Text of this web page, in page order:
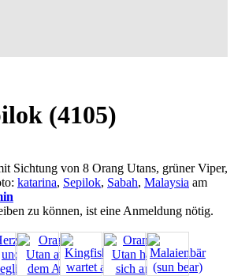
(4105)
Sichtung von 8 Orang Utans, grüner Viper,
katarina, Sepilok, Sabah, Malaysia am
zu können, ist eine Anmeldung nötig.